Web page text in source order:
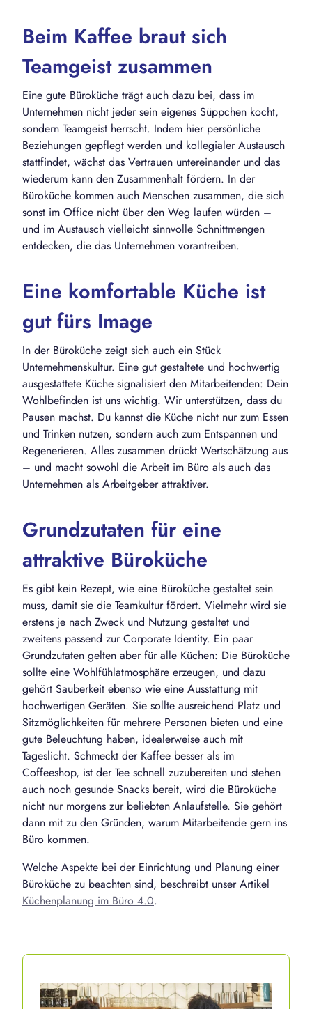
Beim Kaffee braut sich
Teamgeist zusammen
Eine gute Büroküche trägt auch dazu bei, dass im
Unternehmen nicht jeder sein eigenes Süppchen kocht,
sondern Teamgeist herrscht. Indem hier persönliche
Beziehungen gepflegt werden und kollegialer Austausch
stattfindet, wächst das Vertrauen untereinander und das
wiederum kann den Zusammenhalt fördern. In der
Büroküche kommen auch Menschen zusammen, die sich
sonst im Office nicht über den Weg laufen würden –
und im Austausch vielleicht sinnvolle Schnittmengen
entdecken, die das Unternehmen vorantreiben.
Eine komfortable Küche ist
gut fürs Image
In der Büroküche zeigt sich auch ein Stück
Unternehmenskultur. Eine gut gestaltete und hochwertig
ausgestattete Küche signalisiert den Mitarbeitenden: Dein
Wohlbefinden ist uns wichtig. Wir unterstützen, dass du
Pausen machst. Du kannst die Küche nicht nur zum Essen
und Trinken nutzen, sondern auch zum Entspannen und
Regenerieren. Alles zusammen drückt Wertschätzung aus
– und macht sowohl die Arbeit im Büro als auch das
Unternehmen als Arbeitgeber attraktiver.
Grundzutaten für eine
attraktive Büroküche
Es gibt kein Rezept, wie eine Büroküche gestaltet sein
muss, damit sie die Teamkultur fördert. Vielmehr wird sie
erstens je nach Zweck und Nutzung gestaltet und
zweitens passend zur Corporate Identity. Ein paar
Grundzutaten gelten aber für alle Küchen: Die Büroküche
sollte eine Wohlfühlatmosphäre erzeugen, und dazu
gehört Sauberkeit ebenso wie eine Ausstattung mit
hochwertigen Geräten. Sie sollte ausreichend Platz und
Sitzmöglichkeiten für mehrere Personen bieten und eine
gute Beleuchtung haben, idealerweise auch mit
Tageslicht. Schmeckt der Kaffee besser als im
Coffeeshop, ist der Tee schnell zuzubereiten und stehen
auch noch gesunde Snacks bereit, wird die Büroküche
nicht nur morgens zur beliebten Anlaufstelle. Sie gehört
dann mit zu den Gründen, warum Mitarbeitende gern ins
Büro kommen.
Welche Aspekte bei der Einrichtung und Planung einer
Büroküche zu beachten sind, beschreibt unser Artikel
Küchenplanung im Büro 4.0.